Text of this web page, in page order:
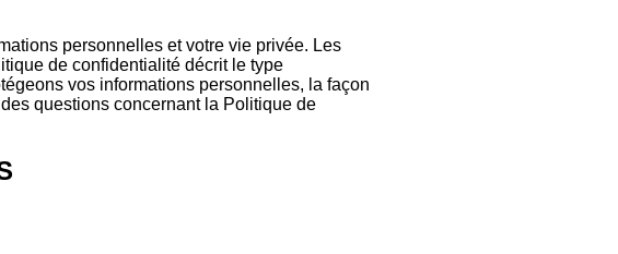
personnelles et votre vie privée. Les
de confidentialité décrit le type
vos informations personnelles, la façon
questions concernant la Politique de